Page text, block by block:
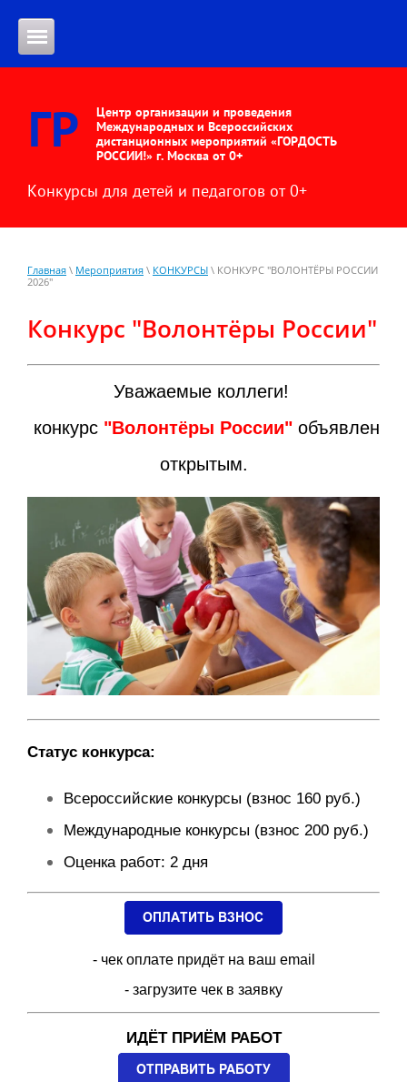
ГР
Центр организации и проведения
Международных и Всероссийских
дистанционных мероприятий «ГОРДОСТЬ
РОССИИ!» г. Москва от 0+
Конкурсы для детей и педагогов от 0+
Главная \ Мероприятия \ КОНКУРСЫ \ КОНКУРС "ВОЛОНТЁРЫ РОССИИ
2026"
Конкурс "Волонтёры России"
Уважаемые коллеги!
конкурс "Волонтёры России" объявлен
открытым.
Статус конкурса:
Всероссийские конкурсы (взнос 160 руб.)
Международные конкурсы (взнос 200 руб.)
Оценка работ: 2 дня
- чек оплате придёт на ваш email
- загрузите чек в заявку
ИДЁТ ПРИЁМ РАБОТ